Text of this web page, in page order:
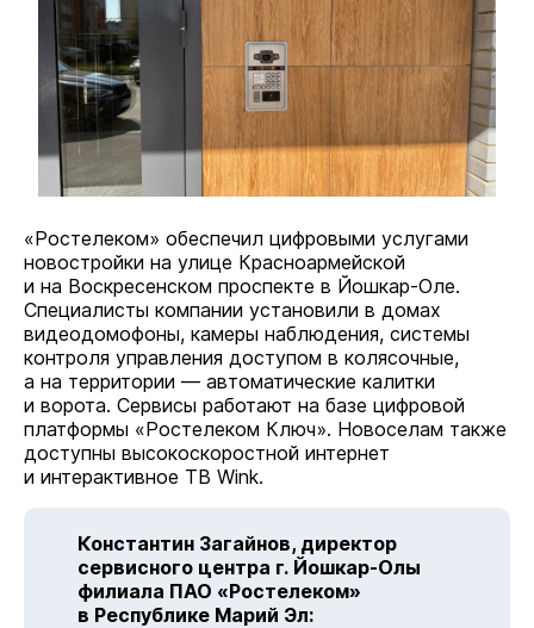
«Ростелеком» обеспечил цифровыми услугами
новостройки на улице Красноармейской
и на Воскресенском проспекте в Йошкар-Оле.
Специалисты компании установили в домах
видеодомофоны, камеры наблюдения, системы
контроля управления доступом в колясочные,
а на территории — автоматические калитки
и ворота. Сервисы работают на базе цифровой
платформы «Ростелеком Ключ». Новоселам также
доступны высокоскоростной интернет
и интерактивное ТВ Wink.
Константин Загайнов, директор
сервисного центра г. Йошкар-Олы
филиала ПАО «Ростелеком»
в Республике Марий Эл: